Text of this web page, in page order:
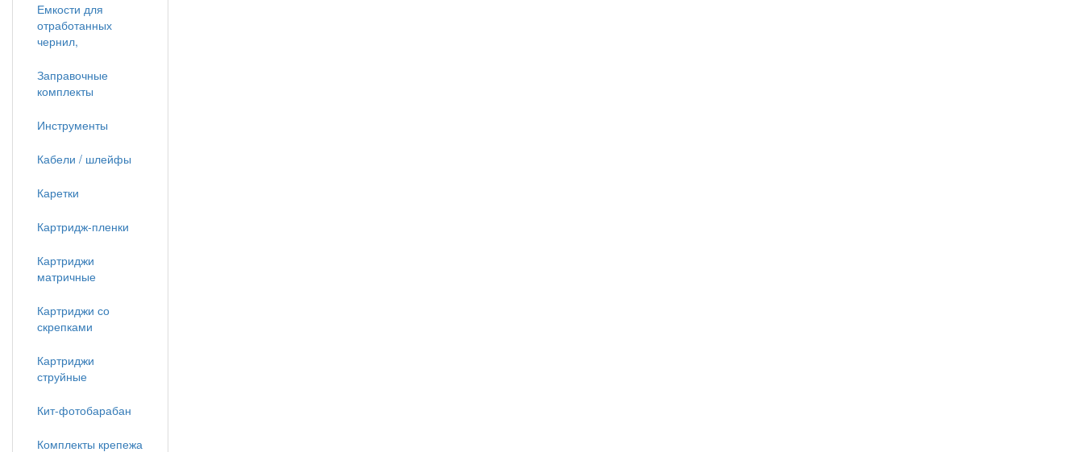
Емкости для
отработанных
чернил,
Заправочные
комплекты
Инструменты
Кабели / шлейфы
Каретки
Картридж-пленки
Картриджи
матричные
Картриджи со
скрепками
Картриджи
струйные
Кит-фотобарабан
Комплекты крепежа